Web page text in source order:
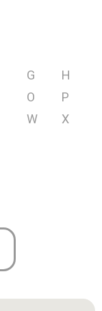
G
H
O
P
W
X